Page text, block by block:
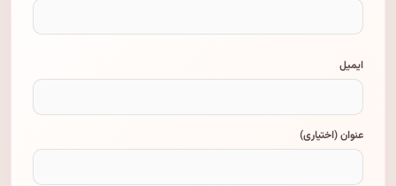
ایمیل
عنوان (اختیاری)